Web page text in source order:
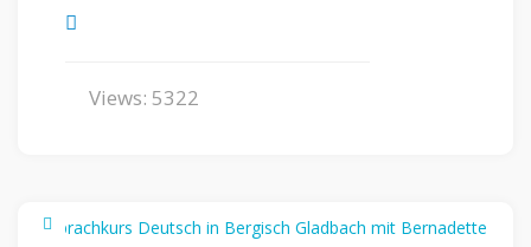
Views: 5322